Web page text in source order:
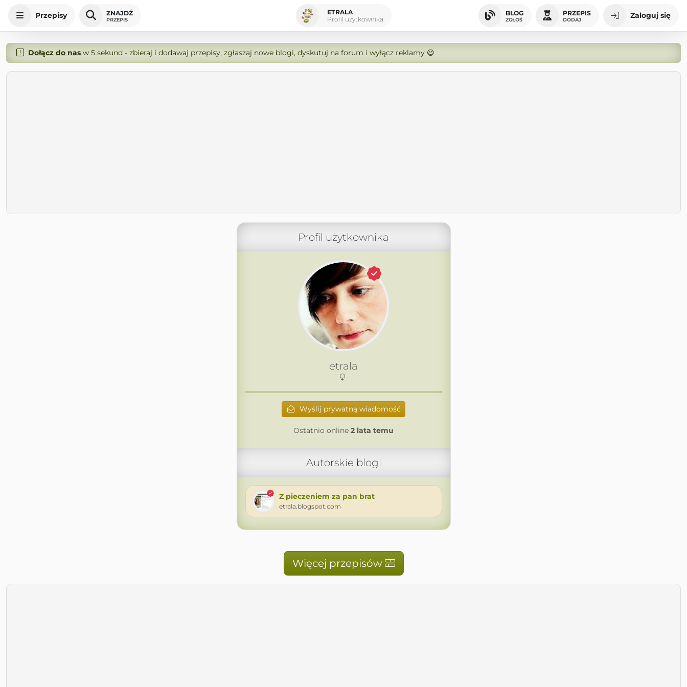
Przepisy ZNAJDŹ
PRZEPIS
ETRALA
Profil użytkownika
BLOG
ZGŁOŚ
PRZEPIS
DODAJ Zaloguj się
Dołącz do nasw 5 sekund - zbieraj i dodawaj przepisy, zgłaszaj nowe blogi, dyskutuj na forum i wyłącz reklamy 😄
Profil użytkownika
etrala
Wyślij prywatną wiadomość
Ostatnio online 2 lata temu
Autorskie blogi
Z pieczeniem za pan brat
etrala.blogspot.com
Więcej przepisów